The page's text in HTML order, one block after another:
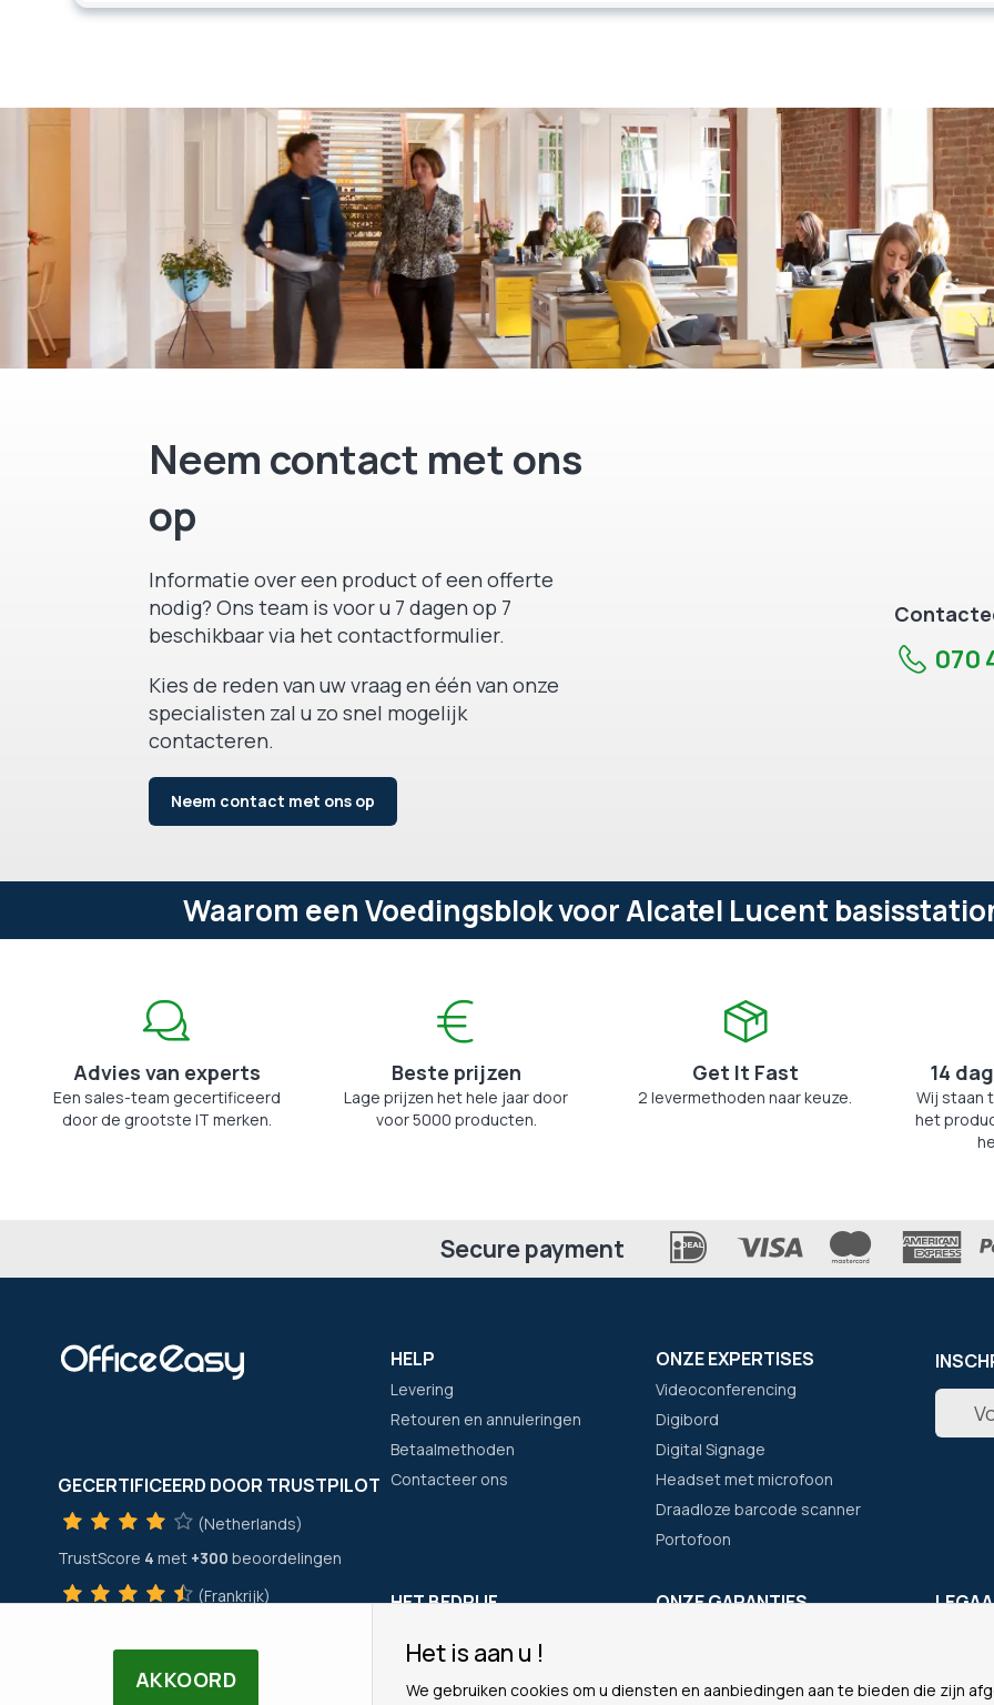
AKKOORD
Het is aan u !
We gebruiken cookies om u diensten en aanbiedingen aan te bieden die zijn
Neem contact met ons
op
Informatie over een product of een offerte
nodig? Ons team is voor u 7 dagen op 7
beschikbaar via het contactformulier.
Kies de reden van uw vraag en één van onze
specialisten zal u zo snel mogelijk
contacteren.
Neem contact met ons op
070
Waarom een Voedingsblok voor Alcatel Lucent
Advies van experts
Een sales-team gecertificeerd
door de grootste IT merken.
Beste prijzen
Lage prijzen het hele jaar door
voor 5000 producten.
Get It Fast
2 levermethoden naar keuze.
14
Wij staan
het
Secure payment
GECERTIFICEERD DOOR TRUSTPILOT
(Netherlands)
TrustScore 4 met +300 beoordelingen
(Frankrijk)
HELP
Levering
Retouren en annuleringen
Betaalmethoden
Contacteer ons
ONZE EXPERTISES
Videoconferencing
Digibord
Digital Signage
Headset met microfoon
Draadloze barcode scanner
Portofoon
HET BEDRIJF
Onze merken
Ons Team
op
ONZE GARANTIES
Het Plus-programma